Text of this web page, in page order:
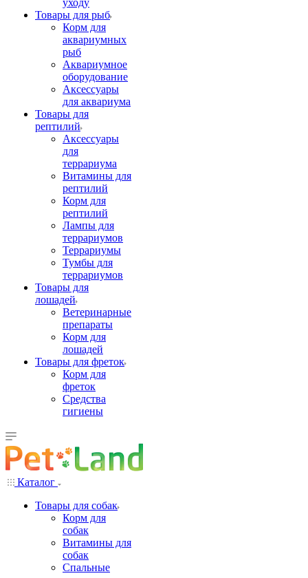
уходу
Товары для рыб
Корм для
аквариумных
рыб
Аквариумное
оборудование
Аксессуары
для аквариума
Товары для
рептилий
Аксессуары
для
террариума
Витамины для
рептилий
Корм для
рептилий
Лампы для
террариумов
Террариумы
Тумбы для
террариумов
Товары для
лошадей
Ветеринарные
препараты
Корм для
лошадей
Товары для фреток
Корм для
фреток
Средства
гигиены
Каталог
Товары для собак
Корм для
собак
Витамины для
собак
Спальные